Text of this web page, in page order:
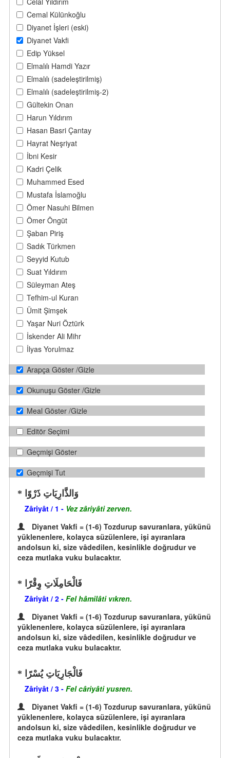
Cemal Külünkoğlu
Diyanet İşleri (eski)
Diyanet Vakfi
Edip Yüksel
Elmalılı Hamdi Yazır
Elmalılı (sadeleştirilmiş)
Elmalılı (sadeleştirilmiş-2)
Gültekin Onan
Harun Yıldırım
Hasan Basri Çantay
Hayrat Neşriyat
İbni Kesir
Kadri Çelik
Muhammed Esed
Mustafa İslamoğlu
Ömer Nasuhi Bilmen
Ömer Öngüt
Şaban Piriş
Sadık Türkmen
Seyyid Kutub
Suat Yıldırım
Süleyman Ateş
Tefhim-ul Kuran
Ümit Şimşek
Yaşar Nuri Öztürk
İskender Ali Mihr
İlyas Yorulmaz
Arapça Göster /Gizle
Okunuşu Göster /Gizle
Meal Göster /Gizle
Editör Seçimi
Geçmişi Göster
Geçmişi Tut
وَالذَّارِيَاتِ ذَرْوًا
Zâriyât / 1 - Vez zâriyâti zerven.
Diyanet Vakfi = (1-6) Tozdurup savuranlara, yükünü
yüklenenlere, kolayca süzülenlere, işi ayıranlara
andolsun ki, size vâdedilen, kesinlikle doğrudur ve
ceza mutlaka vuku bulacaktır.
فَالْحَامِلَاتِ وِقْرًا
Zâriyât / 2 - Fel hâmilâti vıkren.
Diyanet Vakfi = (1-6) Tozdurup savuranlara, yükünü
yüklenenlere, kolayca süzülenlere, işi ayıranlara
andolsun ki, size vâdedilen, kesinlikle doğrudur ve
ceza mutlaka vuku bulacaktır.
فَالْجَارِيَاتِ يُسْرًا
Zâriyât / 3 - Fel câriyâti yusren.
Diyanet Vakfi = (1-6) Tozdurup savuranlara, yükünü
yüklenenlere, kolayca süzülenlere, işi ayıranlara
andolsun ki, size vâdedilen, kesinlikle doğrudur ve
ceza mutlaka vuku bulacaktır.